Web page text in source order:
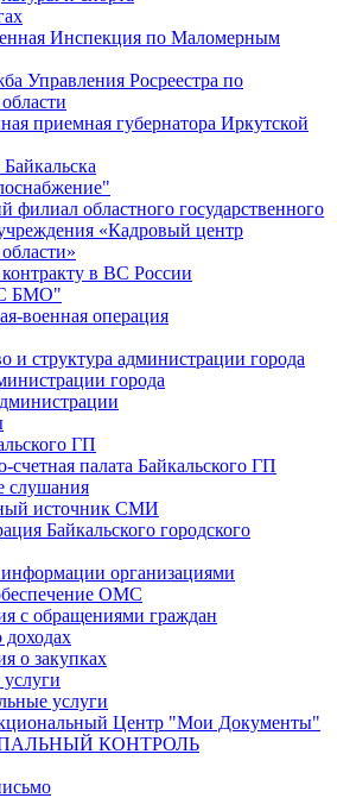
Инспекция по Маломерным
Управления Росреестра по
приемная губернатора Иркутской
филиал областного государственного
«Кадровый центр
в ВС России
БМО"
военная операция
и структура администрации города
города
ГП
счетная палата Байкальского ГП
слушания
источник СМИ
Байкальского городского
организациями
ОМС
с обращениями граждан
доходах
о закупках
услуги
Центр "Мои Документы"
КОНТРОЛЬ